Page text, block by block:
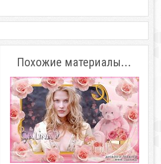
Похожие материалы...